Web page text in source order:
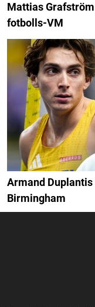
Mattias
fotbolls-VM
Armand
Birmingham